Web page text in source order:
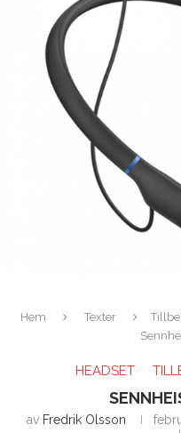
Hem Texter
HEADSET
av Fredrik Olsson